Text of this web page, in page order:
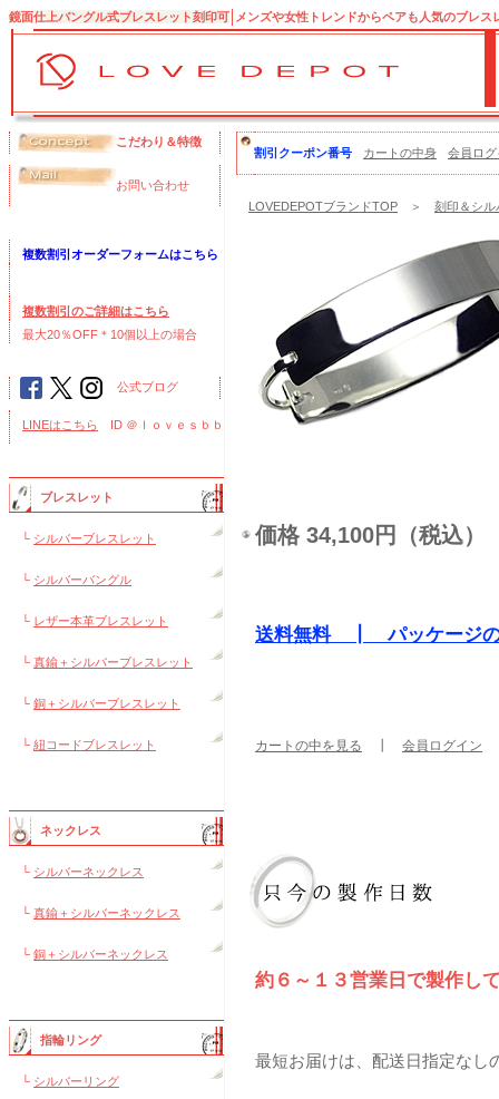
鏡面仕上バングル式ブレスレット刻印可 メンズや女性トレンドからペアも人気のブレ
こだわり＆特徴
お問い合わせ
複数割引オーダーフォームはこちら
複数割引のご詳細はこちら
最大20％OFF＊10個以上の場合
公式ブログ
LINEはこちら ID ＠ｌｏｖｅｓｂｂ
ブレスレット
└ シルバーブレスレット
└ シルバーバングル
└ レザー本革ブレスレット
└ 真鍮＋シルバーブレスレット
└ 銅＋シルバーブレスレット
└ 紐コードブレスレット
ネックレス
└ シルバーネックレス
└ 真鍮＋シルバーネックレス
└ 銅＋シルバーネックレス
指輪リング
└ シルバーリング
割引クーポン番号 カートの中身 会員ログ
LOVEDEPOTブランドTOP ＞ 刻印＆シル
価格 34,100円（税込）
送料無料 ┃ パッケージの
カートの中を見る 会員ログイン
約６～１３営業日で製作し
最短お届けは、配送日指定なし